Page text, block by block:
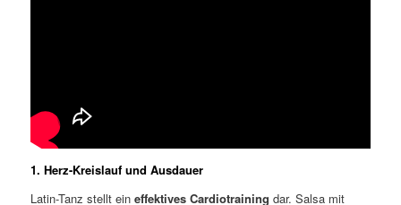
1. Herz-Kreislauf und Ausdauer
Latin-Tanz stellt eineffektives Cardiotraining dar. Salsa mit